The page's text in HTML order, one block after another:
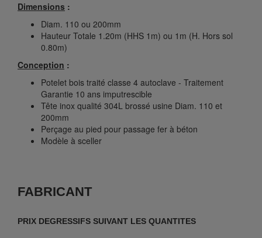
Dimensions :
Diam. 110 ou 200mm
Hauteur Totale 1.20m (HHS 1m) ou 1m (H. Hors sol
0.80m)
Conception :
Potelet bois traité classe 4 autoclave - Traitement
Garantie 10 ans imputrescible
Tête inox qualité 304L brossé usine Diam. 110 et
200mm
Perçage au pied pour passage fer à béton
Modèle à sceller
FABRICANT
PRIX DEGRESSIFS SUIVANT LES QUANTITES